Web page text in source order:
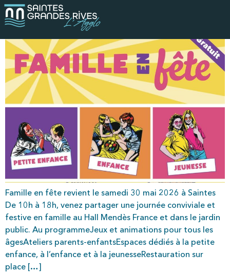
Famille en fête 2026
Famille en fête revient le samedi 30 mai 2026 à Saintes
De 10h à 18h, venez partager une journée conviviale et
festive en famille au Hall Mendès France et dans le jardin
public. Au programmeJeux et animations pour tous les
âgesAteliers parents-enfantsEspaces dédiés à la petite
enfance, à l’enfance et à la jeunesseRestauration sur
place […]